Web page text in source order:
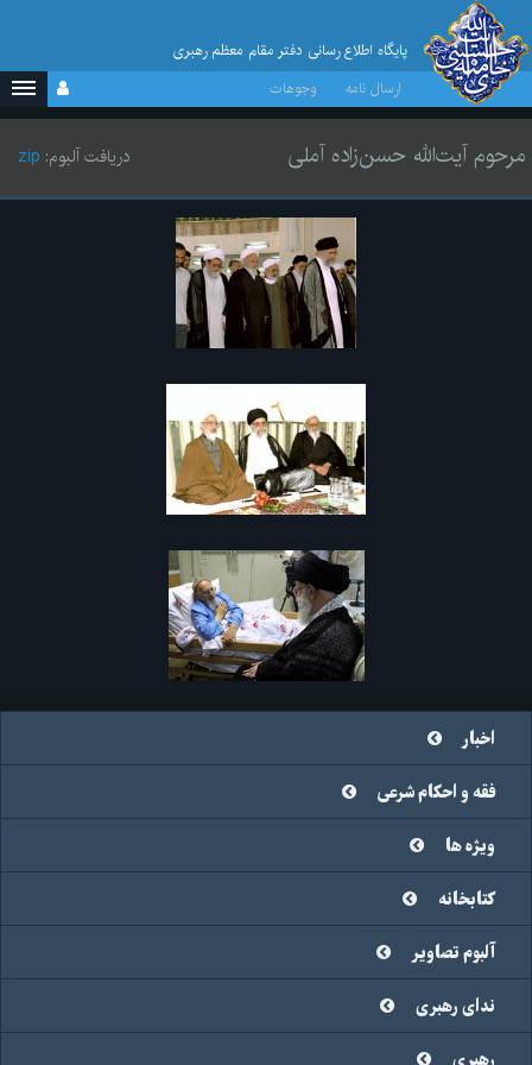
پایگاه اطلاع رسانی دفتر مقام معظم رهبری
ارسال نامه
وجوهات
مرحوم آیت‌الله حسن‌زاده آملی دریافت آلبوم: zip
اخبار
فقه و احکام شرعی
ویژه ها
کتابخانه
آلبوم تصاویر
ندای رهبری